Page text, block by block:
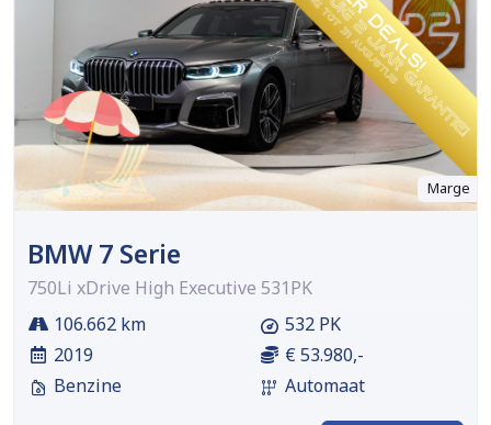
Marge
BMW 7 Serie
750Li xDrive High Executive 531PK
106.662 km
2019
Benzine
532 PK
€ 53.980,-
Automaat